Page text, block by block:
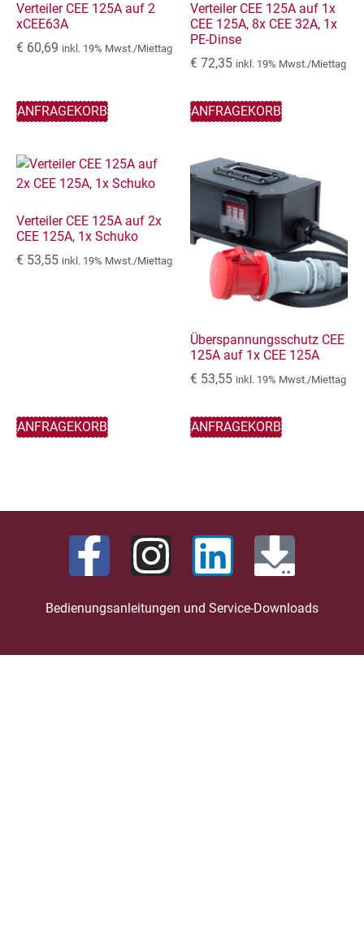
Verteiler CEE 125A auf 2
xCEE63A
€ 60,69 inkl. 19% Mwst./Miettag
ANFRAGEKORB
Verteiler CEE 125A auf 1x
CEE 125A, 8x CEE 32A, 1x
PE-Dinse
€ 72,35 inkl. 19% Mwst./Miettag
ANFRAGEKORB
Verteiler CEE 125A auf 2x
CEE 125A, 1x Schuko
€ 53,55 inkl. 19% Mwst./Miettag
ANFRAGEKORB
Überspannungsschutz CEE
125A auf 1x CEE 125A
€ 53,55 inkl. 19% Mwst./Miettag
ANFRAGEKORB
Bedienungsanleitungen und Service-Downloads